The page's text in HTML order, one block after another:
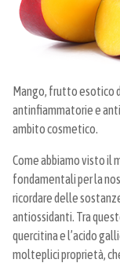
Mango, frutto esotico
antinfiammatorie e
ambito cosmetico.
Come abbiamo visto il
fondamentali per la
ricordare delle
antiossidanti. Tra
quercitina e l’acido
molteplici proprietà,